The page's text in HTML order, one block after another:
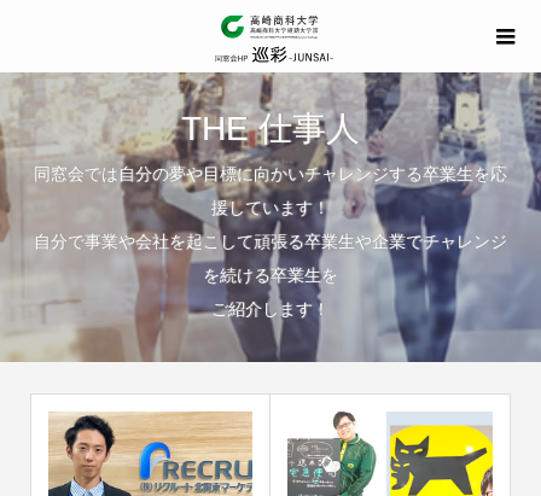
THE 仕事人
同窓会では自分の夢や目標に向かいチャレンジする卒業生を応
援しています！
自分で事業や会社を起こして頑張る卒業生や企業でチャレンジ
を続ける卒業生を
ご紹介します！